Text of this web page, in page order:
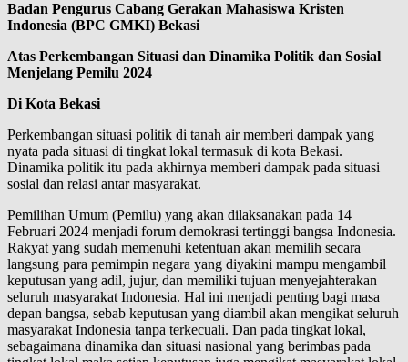
Badan Pengurus Cabang Gerakan Mahasiswa Kristen
Indonesia (BPC GMKI) Bekasi
Atas Perkembangan Situasi dan Dinamika Politik dan Sosial
Menjelang Pemilu 2024
Di Kota Bekasi
Perkembangan situasi politik di tanah air memberi dampak yang
nyata pada situasi di tingkat lokal termasuk di kota Bekasi.
Dinamika politik itu pada akhirnya memberi dampak pada situasi
sosial dan relasi antar masyarakat.
Pemilihan Umum (Pemilu) yang akan dilaksanakan pada 14
Februari 2024 menjadi forum demokrasi tertinggi bangsa Indonesia.
Rakyat yang sudah memenuhi ketentuan akan memilih secara
langsung para pemimpin negara yang diyakini mampu mengambil
keputusan yang adil, jujur, dan memiliki tujuan menyejahterakan
seluruh masyarakat Indonesia. Hal ini menjadi penting bagi masa
depan bangsa, sebab keputusan yang diambil akan mengikat seluruh
masyarakat Indonesia tanpa terkecuali. Dan pada tingkat lokal,
sebagaimana dinamika dan situasi nasional yang berimbas pada